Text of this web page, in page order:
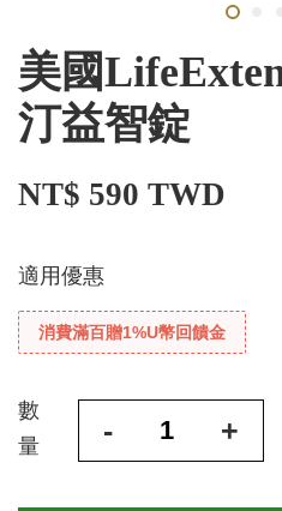
美國
汀益智錠
NT$ 590 TWD
適用優惠
消費滿百贈1%U幣回饋金
數
量
- +